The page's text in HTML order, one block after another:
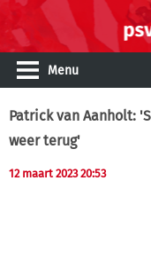
Menu
Patrick van Aanholt:
weer terug'
12 maart 2023 20:53